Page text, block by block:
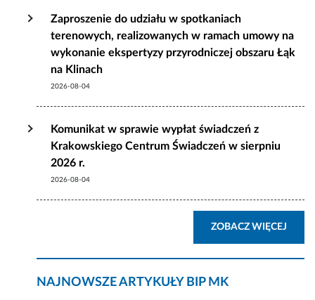
Zaproszenie do udziału w spotkaniach
terenowych, realizowanych w ramach umowy na
wykonanie ekspertyzy przyrodniczej obszaru Łąk
na Klinach
2026-08-04
Komunikat w sprawie wypłat świadczeń z
Krakowskiego Centrum Świadczeń w sierpniu
2026 r.
2026-08-04
ZOBACZ WIĘCEJ
NAJNOWSZE ARTYKUŁY BIP MK